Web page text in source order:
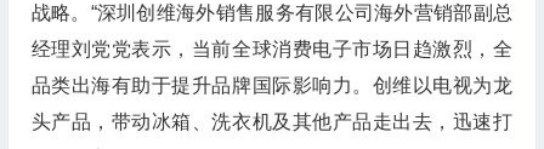
战略。“深圳创维海外销售服务有限公司海外营销部副总
经理刘党党表示，当前全球消费电子市场日趋激烈，全
品类出海有助于提升品牌国际影响力。创维以电视为龙
头产品，带动冰箱、洗衣机及其他产品走出去，迅速打